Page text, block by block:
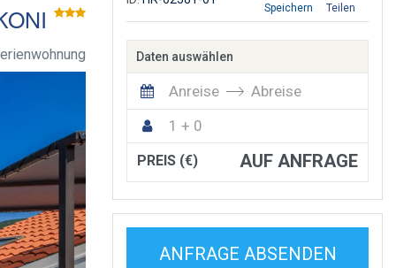
Teilen
Speichern
Daten auswählen
Anreise
Abreise
1 + 0
PREIS (€) AUF ANFRAGE
ANFRAGE ABSENDEN